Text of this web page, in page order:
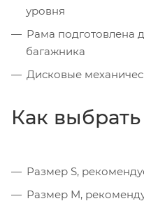
уровня
Рама подготовлена
багажника
Дисковые
Как
Размер S,
Размер M,